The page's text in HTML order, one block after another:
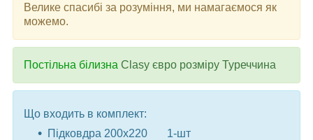
Велике спасибі за розуміння, ми намагаємося як
можемо.
Постільна білизна Clasy євро розміру Туреччина
Що входить в комплект:
Підковдра 200x220 1-шт